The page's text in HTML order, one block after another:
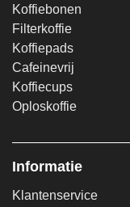
Koffiebonen
Filterkoffie
Koffiepads
Cafeinevrij
Koffiecups
Oploskoffie
Informatie
Klantenservice